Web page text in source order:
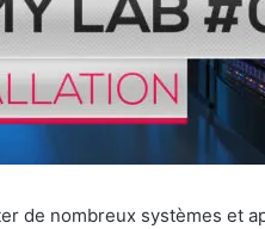
de nombreux systèmes et